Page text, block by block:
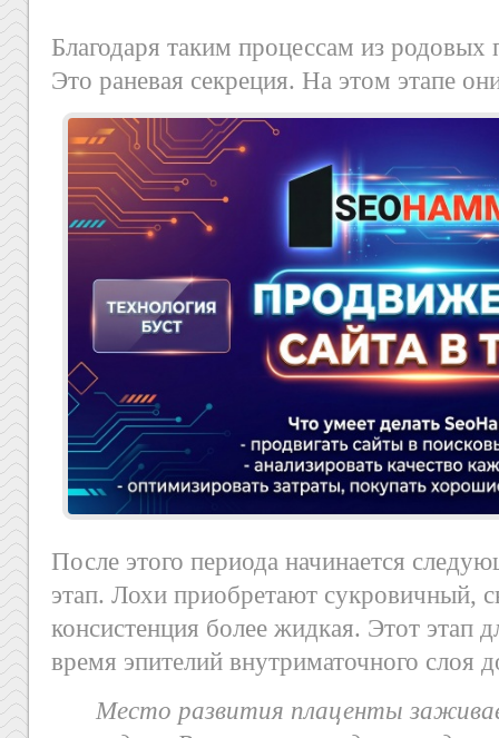
Благодаря таким процессам из
Это раневая секреция. На этом этапе
После этого периода начинается
этап. Лохи приобретают сукровичный,
консистенция более жидкая. Этот этап
время эпителий внутриматочного слоя
Место развития плаценты